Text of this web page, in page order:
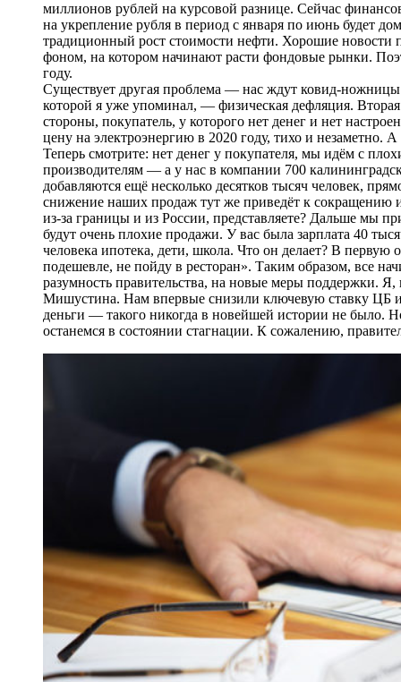
миллионов рублей на курсовой разнице. Сейчас
на укрепление руб­ля в период с января по июнь будет
традиционный рост стоимости нефти. Хорошие
фоном, на котором начинают расти фондовые рынки.
году.
Существует другая проблема — ​нас ждут ковид-
которой я уже упоминал, — ​физическая дефляция.
стороны, покупатель, у которого нет денег и нет
цену на электроэнергию в 2020 году, тихо и
Теперь смотрите: нет денег у покупателя, мы идём с
производителям — ​а у нас в компании 700
добавляются ещё несколько десятков тысяч человек,
снижение наших продаж тут же приведёт к сокращению
из-за границы и из России, представляете? Дальше мы
будут очень плохие продажи. У вас была зарплата 40
человека ипотека, дети, школа. Что он делает? В
подешевле, не пойду в ресторан». Таким образом, все
разумность правительства, на новые меры поддержки.
Мишустина. Нам впервые снизили ключевую ставку ЦБ
деньги — ​такого никогда в новейшей истории не было.
останемся в состоянии стагнации. К сожалению,